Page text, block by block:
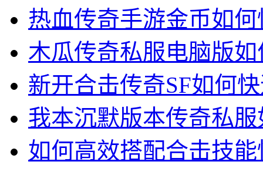
热血传奇手游金币如
木瓜传奇私服电脑版
新开合击传奇SF如何
我本沉默版本传奇私
如何高效搭配合击技能